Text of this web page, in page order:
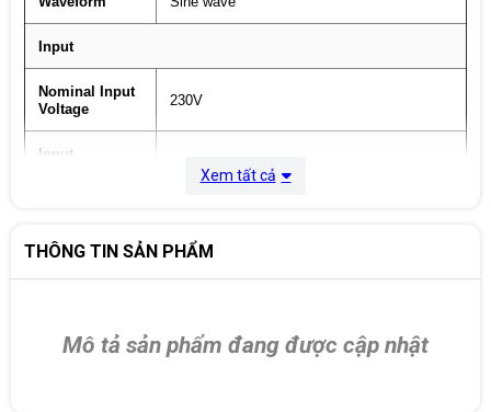
Input
Nominal Input
Voltage
230V
Input
Other Input
Communications & Management
Xem tất cả
THÔNG TIN SẢN PHẨM
Mô tả sản phẩm đang được cập nhật